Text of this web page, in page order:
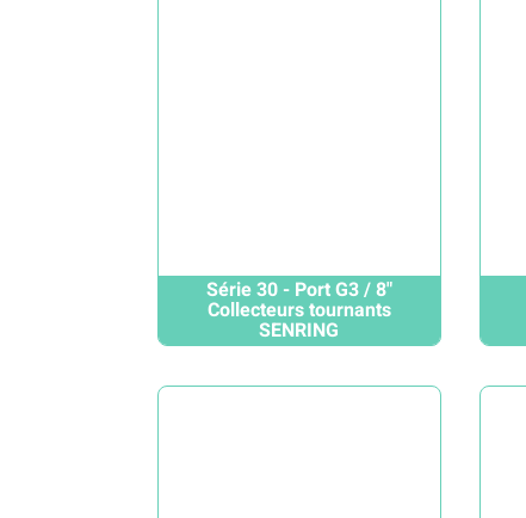
Série 30 - Port G3 / 8"
Collecteurs tournants
SENRING